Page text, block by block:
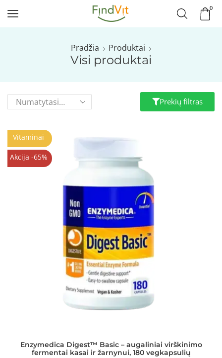
0
Pradžia Produktai
Visi produktai
Prekių filtras
Vitaminai
Akcija -65%
Enzymedica Digest™ Basic – augaliniai virškinimo
fermentai kasai ir žarnynui, 180 vegkapsulių